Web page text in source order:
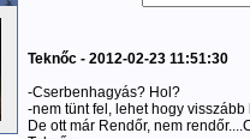
Teknőc - 2012-02-23 11:51:30
-Cserbenhagyás? Hol?
-nem tünt fel, lehet hogy
De ott már Rendőr, nem